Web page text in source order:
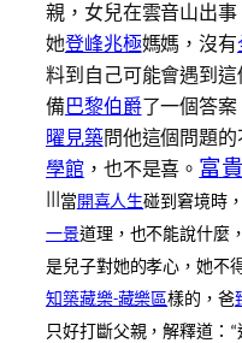
親，女兒在雲音山出
她登峰兆極媽媽，沒有
料到自己可能會遇到這
備巴黎伯爵了一個答
曜見築問他這個問題
學館，也不是喜。 富
|||當 開喜人生碰到窘境時
一景道理，也不能說什麼
是兒子對她的孝心，她不
知築藏樂-藏樂區樣的，爸
只好打斷父親，解釋道：